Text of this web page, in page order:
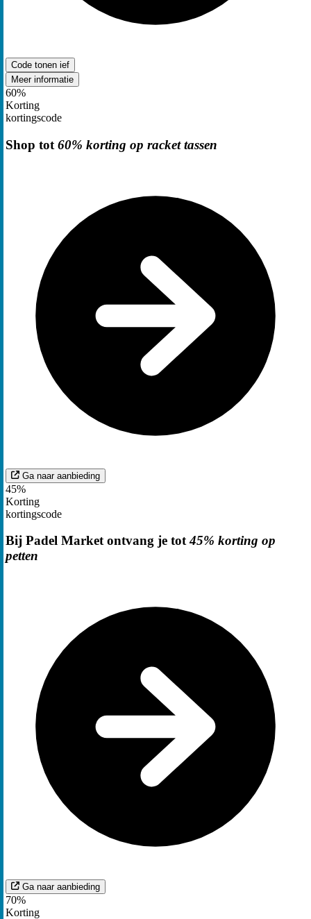
Code tonen ief
Meer informatie
60%
Korting
kortingscode
Shop tot 60% korting op racket tassen
Ga naar aanbieding
45%
Korting
kortingscode
Bij Padel Market ontvang je tot45% korting op
petten
Ga naar aanbieding
70%
Korting